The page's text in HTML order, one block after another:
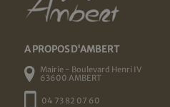
A PROPOS D'AMBERT
Mairie - Boulevard Henri IV
63600 AMBERT
04 73 82 07 60